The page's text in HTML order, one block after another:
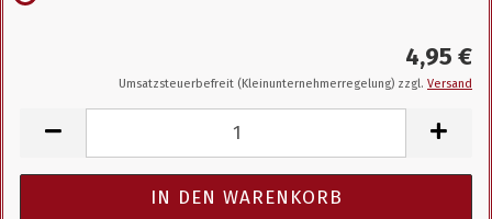
4,95 €
Umsatzsteuerbefreit (Kleinunternehmerregelung) zzgl. Versand